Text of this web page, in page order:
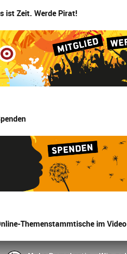
ist Zeit. Werde Pirat!
Themenstammtische im Video